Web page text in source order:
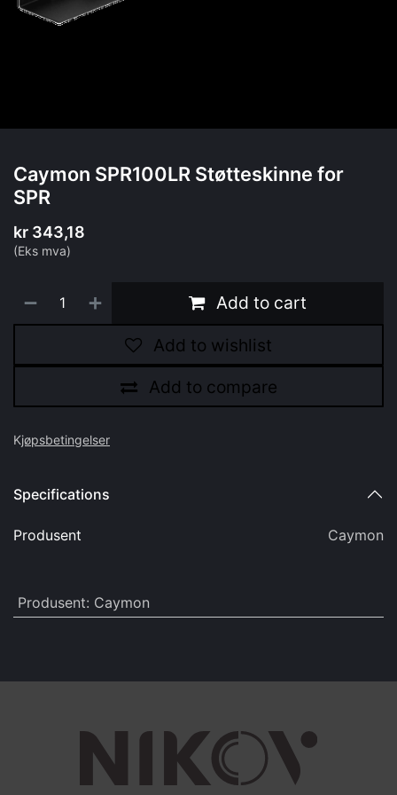
Caymon SPR100LR Støtteskinne for
SPR
kr 343,18
(Eks mva)
Add to cart
Add to compare
Add to wishlist
Kjøpsbetingelser
Specifications
Produsent Caymon
Produsent: Caymon